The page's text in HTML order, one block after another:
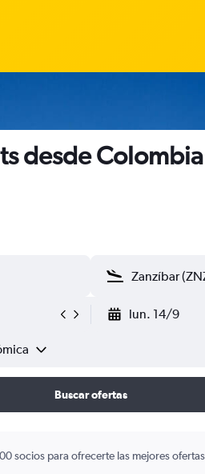
desde
lun. 14/9
Buscar ofertas
socios para ofrecerte las mejores